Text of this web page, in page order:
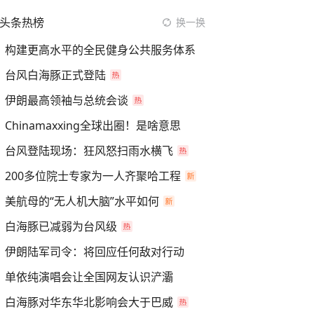
头条热榜 换一换
构建更高水平的全民健身公共服务体系
台风白海豚正式登陆
伊朗最高领袖与总统会谈
Chinamaxxing全球出圈！是啥意思
台风登陆现场：狂风怒扫雨水横飞
200多位院士专家为一人齐聚哈工程
美航母的“无人机大脑”水平如何
白海豚已减弱为台风级
伊朗陆军司令：将回应任何敌对行动
单依纯演唱会让全国网友认识浐灞
白海豚对华东华北影响会大于巴威